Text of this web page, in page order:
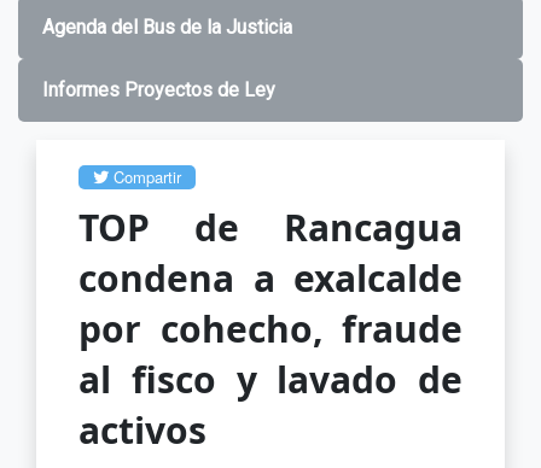
Agenda del Bus de la Justicia
Informes Proyectos de Ley
Compartir
TOP de Rancagua
condena a exalcalde
por cohecho, fraude
al fisco y lavado de
activos